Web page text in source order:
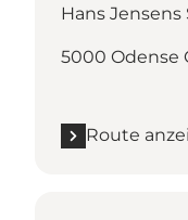
Hans
5000 Odense
Route